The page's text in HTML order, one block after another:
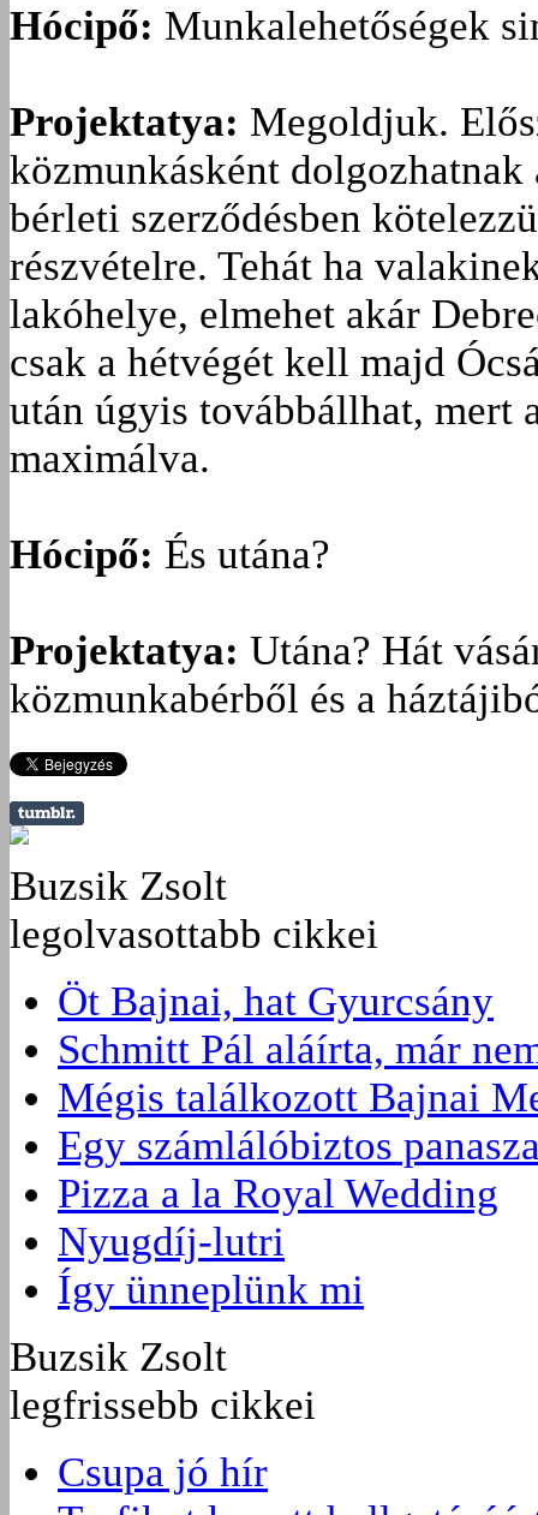
Hócipő: Munkalehetőségek
Projektatya: Megoldjuk.
közmunkásként dolgozhatnak
bérleti szerződésben
részvételre. Tehát ha
lakóhelye, elmehet akár
csak a hétvégét kell majd
után úgyis továbbállhat, mert
maximálva.
Hócipő: És utána?
Projektatya: Utána? Hát
közmunkabérből és a
Buzsik Zsolt
legolvasottabb cikkei
Öt Bajnai, hat Gyurcsány
Schmitt Pál aláírta, már
Mégis találkozott Bajnai
Egy számlálóbiztos
Pizza a la Royal Wedding
Nyugdíj-lutri
Így ünneplünk mi
Buzsik Zsolt
legfrissebb cikkei
Csupa jó hír